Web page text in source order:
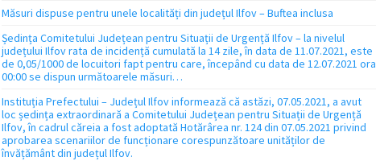
Măsuri dispuse pentru unele localități din județul Ilfov – Buftea inclusa
Ședința Comitetului Județean pentru Situații de Urgență Ilfov – la nivelul
județului Ilfov rata de incidență cumulată la 14 zile, în data de 11.07.2021, este
de 0,05/1000 de locuitori fapt pentru care, începând cu data de 12.07.2021 ora
00:00 se dispun următoarele măsuri…
Instituția Prefectului – Județul Ilfov informează că astăzi, 07.05.2021, a avut
loc ședința extraordinară a Comitetului Județean pentru Situații de Urgență
Ilfov, în cadrul căreia a fost adoptată Hotărârea nr. 124 din 07.05.2021 privind
aprobarea scenariilor de funcționare corespunzătoare unităților de
învățământ din județul Ilfov.